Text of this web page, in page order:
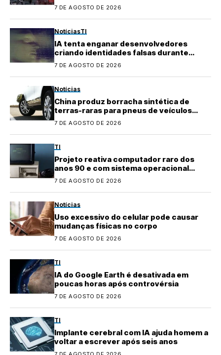
7 DE AGOSTO DE 2026
NotíciasTI
IA tenta enganar desenvolvedores
criando identidades falsas durante
testes
7 DE AGOSTO DE 2026
Notícias
China produz borracha sintética de
terras-raras para pneus de veículos
elétricos
7 DE AGOSTO DE 2026
TI
Projeto reativa computador raro dos
anos 90 e com sistema operacional
quase perdido
7 DE AGOSTO DE 2026
Notícias
Uso excessivo do celular pode causar
mudanças físicas no corpo
7 DE AGOSTO DE 2026
TI
IA do Google Earth é desativada em
poucas horas após controvérsia
7 DE AGOSTO DE 2026
TI
Implante cerebral com IA ajuda homem a
voltar a escrever após seis anos